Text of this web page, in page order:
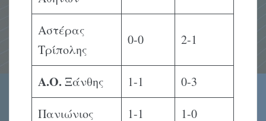
Αστέρας
Τρίπολης
0-0 2-1
Α.Ο. Ξάνθης 1-1
0-3
Πανιώνιος
1-1 1-0